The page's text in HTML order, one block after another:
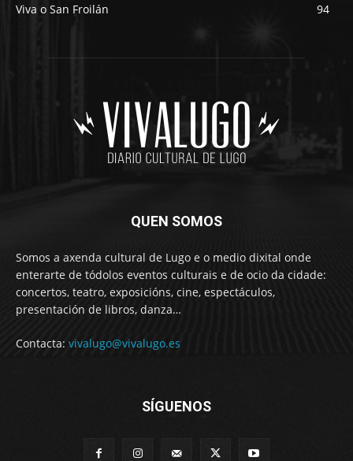
Viva o San Froilán
94
QUEN SOMOS
Somos a axenda cultural de Lugo e o medio dixital onde
enterarte de tódolos eventos culturais e de ocio da cidade:
concertos, teatro, exposicións, cine, espectáculos,
presentación de libros, danza…
Contacta: vivalugo@vivalugo.es
SÍGUENOS